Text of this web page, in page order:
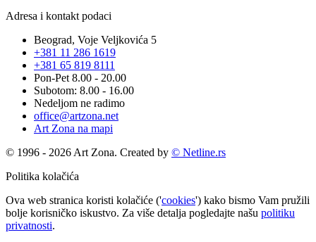
Adresa i kontakt podaci
Beograd, Voje Veljkovića 5
+381 11 286 1619
+381 65 819 8111
Pon-Pet 8.00 - 20.00
Subotom: 8.00 - 16.00
Nedeljom ne radimo
office@artzona.net
Art Zona na mapi
© 1996 - 2026 Art Zona. Created by © Netline.rs
Politika kolačića
Ova web stranica koristi kolačiće ('cookies') kako bismo Vam pružili
bolje korisničko iskustvo. Za više detalja pogledajte našu politiku
privatnosti.